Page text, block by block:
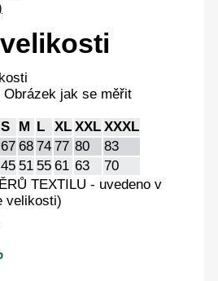
Obrázek jak se měřit
S M L XL XXL XXXL
67 68 74 77 80
83
45 51 55 61 63
70
TEXTILU - uvedeno v
velikosti)